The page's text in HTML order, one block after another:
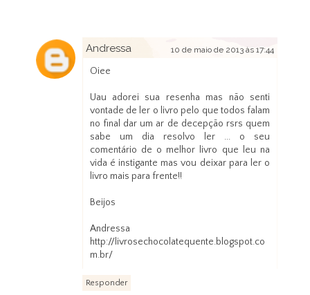
Andressa 10 de maio de 2013 às 17:44
Oiee
Uau adorei sua resenha mas não senti
vontade de ler o livro pelo que todos falam
no final dar um ar de decepção rsrs quem
sabe um dia resolvo ler ... o seu
comentário de o melhor livro que leu na
vida é instigante mas vou deixar para ler o
livro mais para frente!!
Beijos
Andressa
http://livrosechocolatequente.blogspot.co
m.br/
Responder